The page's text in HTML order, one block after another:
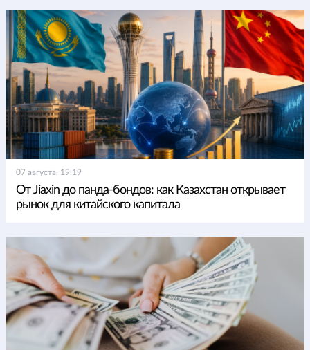
07 августа, 19:19
От Jiaxin до панда-бондов: как Казахстан открывает
рынок для китайского капитала